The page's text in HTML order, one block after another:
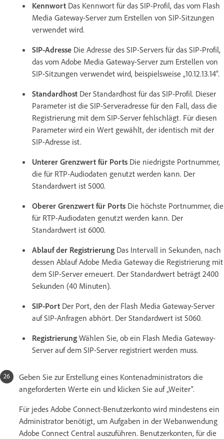
Kennwort Das Kennwort für das SIP-Profil, das vom Flash
Media Gateway-Server zum Erstellen von SIP-Sitzungen
verwendet wird.
SIP-Adresse Die Adresse des SIP-Servers für das SIP-Profil,
das vom Adobe Media Gateway-Server zum Erstellen von
SIP-Sitzungen verwendet wird, beispielsweise „10.12.13.14“.
Standardhost Der Standardhost für das SIP-Profil. Dieser
Parameter ist die SIP-Serveradresse für den Fall, dass die
Registrierung mit dem SIP-Server fehlschlägt. Für diesen
Parameter wird ein Wert gewählt, der identisch mit der
SIP-Adresse ist.
Unterer Grenzwert für Ports Die niedrigste Portnummer,
die für RTP-Audiodaten genutzt werden kann. Der
Standardwert ist 5000.
Oberer Grenzwert für Ports Die höchste Portnummer, die
für RTP-Audiodaten genutzt werden kann. Der
Standardwert ist 6000.
Ablauf der Registrierung Das Intervall in Sekunden, nach
dessen Ablauf Adobe Media Gateway die Registrierung mit
dem SIP-Server erneuert. Der Standardwert beträgt 2400
Sekunden (40 Minuten).
SIP-Port Der Port, den der Flash Media Gateway-Server
auf SIP-Anfragen abhört. Der Standardwert ist 5060.
Registrierung Wählen Sie, ob ein Flash Media Gateway-
Server auf dem SIP-Server registriert werden muss.
Geben Sie zur Erstellung eines Kontenadministrators die
angeforderten Werte ein und klicken Sie auf „Weiter“.
Für jedes Adobe Connect-Benutzerkonto wird mindestens ein
Administrator benötigt, um Aufgaben in der Webanwendung
Adobe Connect Central auszuführen. Benutzerkonten, für die